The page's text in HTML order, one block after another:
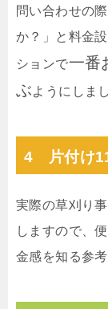
問い合わせの
か？」と料金
ションで一番
ぶようにしま
4 片付け
実際の草刈り
しますので、
金感を知る参